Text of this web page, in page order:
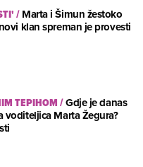
/Marta i Šimun žestoko
klan spreman je provesti
TEPIHOM/Gdje je danas
voditeljica Marta Žegura?